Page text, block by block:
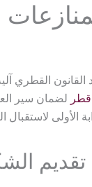
القانون القطري
لضمان سير
الأولى لاستقبال